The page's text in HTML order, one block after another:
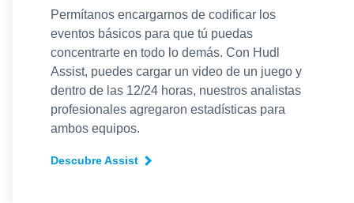
Permítanos encargarnos de codificar los
eventos básicos para que tú puedas
concentrarte en todo lo demás. Con Hudl
Assist, puedes cargar un video de un juego y
dentro de las 12/24 horas, nuestros analistas
profesionales agregaron estadísticas para
ambos equipos.
Descubre Assist